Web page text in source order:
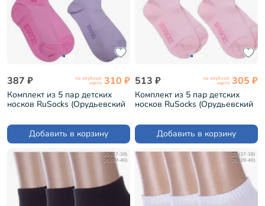
387 ₽ по клубной
карте 310 ₽
Комплект из 5 пар детских
носков RuSocks (Орудьевский
Добавить в корзину
513 ₽ по клубной
карте 305 ₽
Комплект из 5 пар детских
носков RuSocks (Орудьевский
Добавить в корзину
23 (37-38)
25 (39-40)
23 (37-38)
25 (39-40)